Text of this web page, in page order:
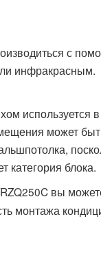
с
инфракрасным.
используется
может
категория блока.
вы
монтажа